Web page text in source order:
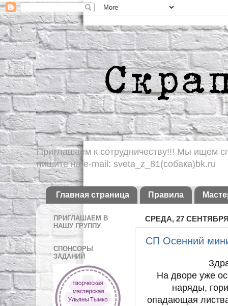
Приглашаем к сотрудничеству!!! Мы ищем
пишите на e-mail: sveta_z_81(собака)bk.ru
Главная страница Правила
СРЕДА, 27 СЕНТЯБРЯ
СП Осенний
На дворе уже
наряды,
опадающая
ПРИГЛАШАЕМ В
НАШУ ГРУППУ
СПОНСОРЫ
ЗАДАНИЙ